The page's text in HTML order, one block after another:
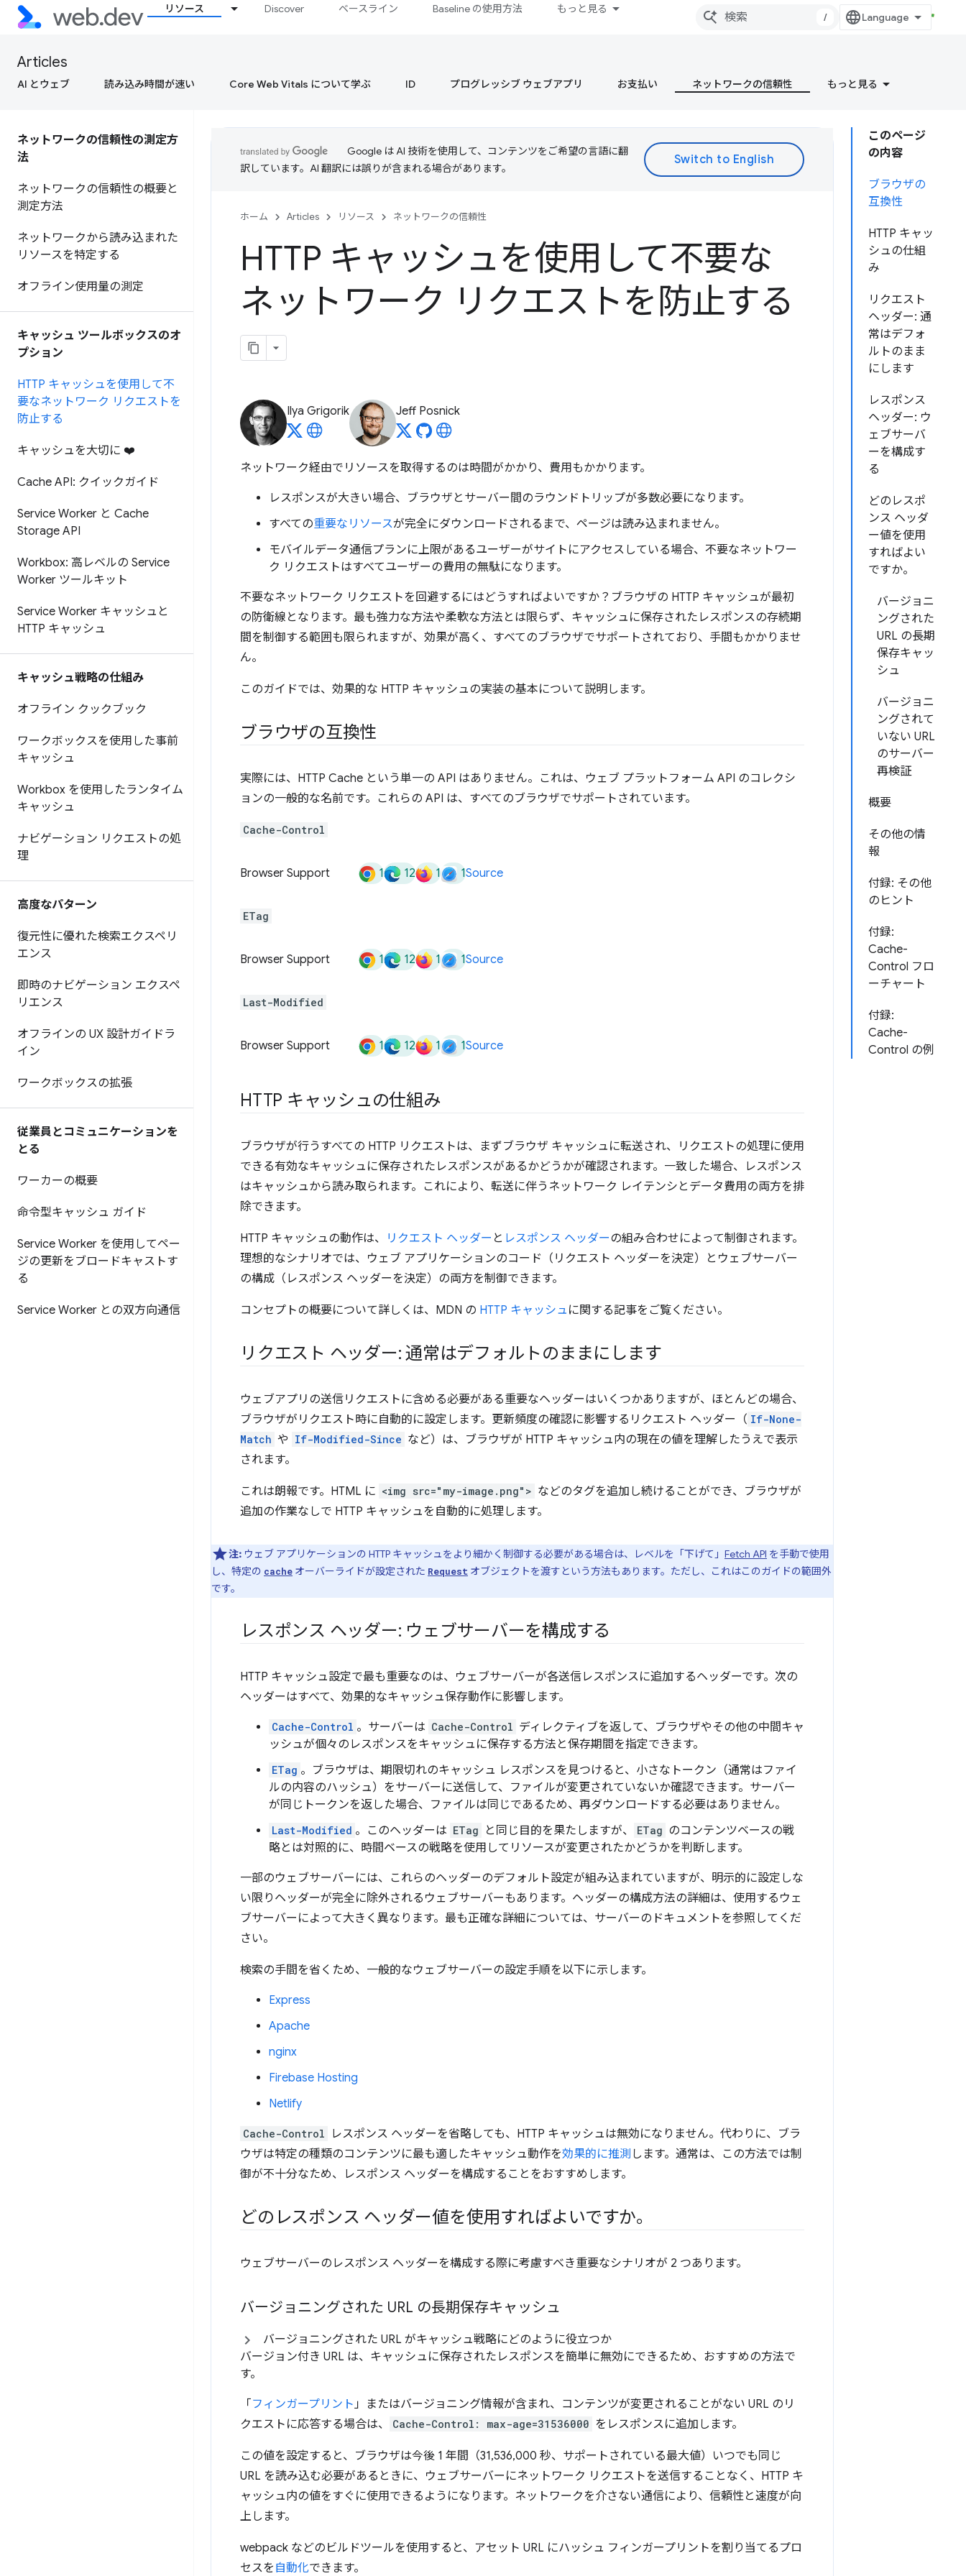
リソース Discover ベースライン Baseline の使用方法 もっと見る
/
Articles
AI とウェブ 読み込み時間が速い Core Web Vitals について学ぶ ID プログレッシブ ウェブアプリ お支払い ネットワークの信頼性 もっと見る
ネットワークの信頼性の測定方
法
ネットワークの信頼性の概要と
測定方法
ネットワークから読み込まれた
リソースを特定する
オフライン使用量の測定
キャッシュ ツールボックスのオ
プション
HTTP キャッシュを使用して不
要なネットワーク リクエストを
防止する
キャッシュを大切に ❤️
Cache API: クイックガイド
Service Worker と Cache
Storage API
Workbox: 高レベルの Service
Worker ツールキット
Service Worker キャッシュと
HTTP キャッシュ
キャッシュ戦略の仕組み
オフライン クックブック
ワークボックスを使用した事前
キャッシュ
Workbox を使用したランタイム
キャッシュ
ナビゲーション リクエストの処
理
高度なパターン
復元性に優れた検索エクスペリ
エンス
即時のナビゲーション エクスペ
リエンス
オフラインの UX 設計ガイドラ
イン
ワークボックスの拡張
従業員とコミュニケーションを
とる
ワーカーの概要
命令型キャッシュ ガイド
Service Worker を使用してペー
ジの更新をブロードキャストす
る
Service Worker との双方向通信
このページ
の内容
ブラウザの
互換性
HTTP キャッ
シュの仕組
み
リクエスト
ヘッダー: 通
常はデフォ
ルトのまま
にします
レスポンス
ヘッダー: ウ
ェブサーバ
ーを構成す
る
どのレスポ
ンス ヘッダ
ー値を使用
すればよい
ですか。
バージョニ
ングされた
URL の長期
保存キャッ
シュ
バージョニ
ングされて
いない URL
のサーバー
再検証
概要
その他の情
報
付録: その他
のヒント
付録:
Cache-
Control フロ
ーチャート
付録:
Cache-
Control の例
Google は AI 技術を使用して、コンテンツをご希望の言語に翻
訳しています。AI 翻訳には誤りが含まれる場合があります。
ホーム Articles リソース ネットワークの信頼性
HTTP キャッシュを使用して不要な
ネットワーク リクエストを防止する
Ilya Grigorik Jeff Posnick
ネットワーク経由でリソースを取得するのは時間がかかり、費用もかかります。
レスポンスが大きい場合、ブラウザとサーバー間のラウンドトリップが多数必要になります。
すべての重要なリソースが完全にダウンロードされるまで、ページは読み込まれません。
モバイルデータ通信プランに上限があるユーザーがサイトにアクセスしている場合、不要なネットワー
ク リクエストはすべてユーザーの費用の無駄になります。
不要なネットワーク リクエストを回避するにはどうすればよいですか？ブラウザの HTTP キャッシュが最初
の防衛線となります。最も強力な方法や柔軟な方法とは限らず、キャッシュに保存されたレスポンスの存続期
間を制御する範囲も限られますが、効果が高く、すべてのブラウザでサポートされており、手間もかかりませ
ん。
このガイドでは、効果的な HTTP キャッシュの実装の基本について説明します。
ブラウザの互換性
実際には、HTTP Cache という単一の API はありません。これは、ウェブ プラットフォーム API のコレクシ
ョンの一般的な名前です。これらの API は、すべてのブラウザでサポートされています。
Cache-Control
Browser Support 1 12 1 1Source
ETag
Browser Support 1 12 1 1Source
Last-Modified
Browser Support 1 12 1 1Source
HTTP キャッシュの仕組み
ブラウザが行うすべての HTTP リクエストは、まずブラウザ キャッシュに転送され、リクエストの処理に使用
できる有効なキャッシュに保存されたレスポンスがあるかどうかが確認されます。一致した場合、レスポンス
はキャッシュから読み取られます。これにより、転送に伴うネットワーク レイテンシとデータ費用の両方を排
除できます。
HTTP キャッシュの動作は、 リクエスト ヘッダー と レスポンス ヘッダーの組み合わせによって制御されます。
理想的なシナリオでは、ウェブ アプリケーションのコード（リクエスト ヘッダーを決定）とウェブサーバー
の構成（レスポンス ヘッダーを決定）の両方を制御できます。
コンセプトの概要について詳しくは、MDN の HTTP キャッシュ に関する記事をご覧ください。
リクエスト ヘッダー: 通常はデフォルトのままにします
ウェブアプリの送信リクエストに含める必要がある重要なヘッダーはいくつかありますが、ほとんどの場合、
ブラウザがリクエスト時に自動的に設定します。更新頻度の確認に影響するリクエスト ヘッダー（ If-None-
Match や If-Modified-Since など）は、ブラウザが HTTP キャッシュ内の現在の値を理解したうえで表示
されます。
これは朗報です。HTML に <img src="my-image.png"> などのタグを追加し続けることができ、ブラウザが
追加の作業なしで HTTP キャッシュを自動的に処理します。
注: ウェブ アプリケーションの HTTP キャッシュをより細かく制御する必要がある場合は、レベルを「下げて」 Fetch API を手動で使用
し、特定の cache オーバーライドが設定された Request オブジェクトを渡すという方法もあります。ただし、これはこのガイドの範囲外
です。
レスポンス ヘッダー: ウェブサーバーを構成する
HTTP キャッシュ設定で最も重要なのは、ウェブサーバーが各送信レスポンスに追加するヘッダーです。次の
ヘッダーはすべて、効果的なキャッシュ保存動作に影響します。
Cache-Control 。サーバーは Cache-Control ディレクティブを返して、ブラウザやその他の中間キャ
ッシュが個々のレスポンスをキャッシュに保存する方法と保存期間を指定できます。
ETag 。ブラウザは、期限切れのキャッシュ レスポンスを見つけると、小さなトークン（通常はファイ
ルの内容のハッシュ）をサーバーに送信して、ファイルが変更されていないか確認できます。サーバー
が同じトークンを返した場合、ファイルは同じであるため、再ダウンロードする必要はありません。
Last-Modified 。このヘッダーは ETag と同じ目的を果たしますが、 ETag のコンテンツベースの戦
略とは対照的に、時間ベースの戦略を使用してリソースが変更されたかどうかを判断します。
一部のウェブサーバーには、これらのヘッダーのデフォルト設定が組み込まれていますが、明示的に設定しな
い限りヘッダーが完全に除外されるウェブサーバーもあります。ヘッダーの構成方法の詳細は、使用するウェ
ブサーバーによって大きく異なります。最も正確な詳細については、サーバーのドキュメントを参照してくだ
さい。
検索の手間を省くため、一般的なウェブサーバーの設定手順を以下に示します。
Express
Apache
nginx
Firebase Hosting
Netlify
Cache-Control
レスポンス ヘッダーを省略しても、HTTP キャッシュは無効になりません。代わりに、ブラ
ウザは特定の種類のコンテンツに最も適したキャッシュ動作を効果的に推測 します。通常は、この方法では制
御が不十分なため、レスポンス ヘッダーを構成することをおすすめします。
どのレスポンス ヘッダー値を使用すればよいですか。
ウェブサーバーのレスポンス ヘッダーを構成する際に考慮すべき重要なシナリオが 2 つあります。
バージョニングされた URL の長期保存キャッシュ
バージョニングされた URL がキャッシュ戦略にどのように役立つか
バージョン付き URL は、キャッシュに保存されたレスポンスを簡単に無効にできるため、おすすめの方法で
す。
「 フィンガープリント」またはバージョニング情報が含まれ、コンテンツが変更されることがない URL のリ
クエストに応答する場合は、
Cache-Control: max-age=31536000 をレスポンスに追加します。
この値を設定すると、ブラウザは今後 1 年間（31,536,000 秒、サポートされている最大値）いつでも同じ
URL を読み込む必要があるときに、ウェブサーバーにネットワーク リクエストを送信することなく、HTTP キ
ャッシュ内の値をすぐに使用できるようになります。ネットワークを介さない通信により、信頼性と速度が向
上します。
webpack などのビルドツールを使用すると、アセット URL にハッシュ フィンガープリントを割り当てるプロ
セスを 自動化できます。